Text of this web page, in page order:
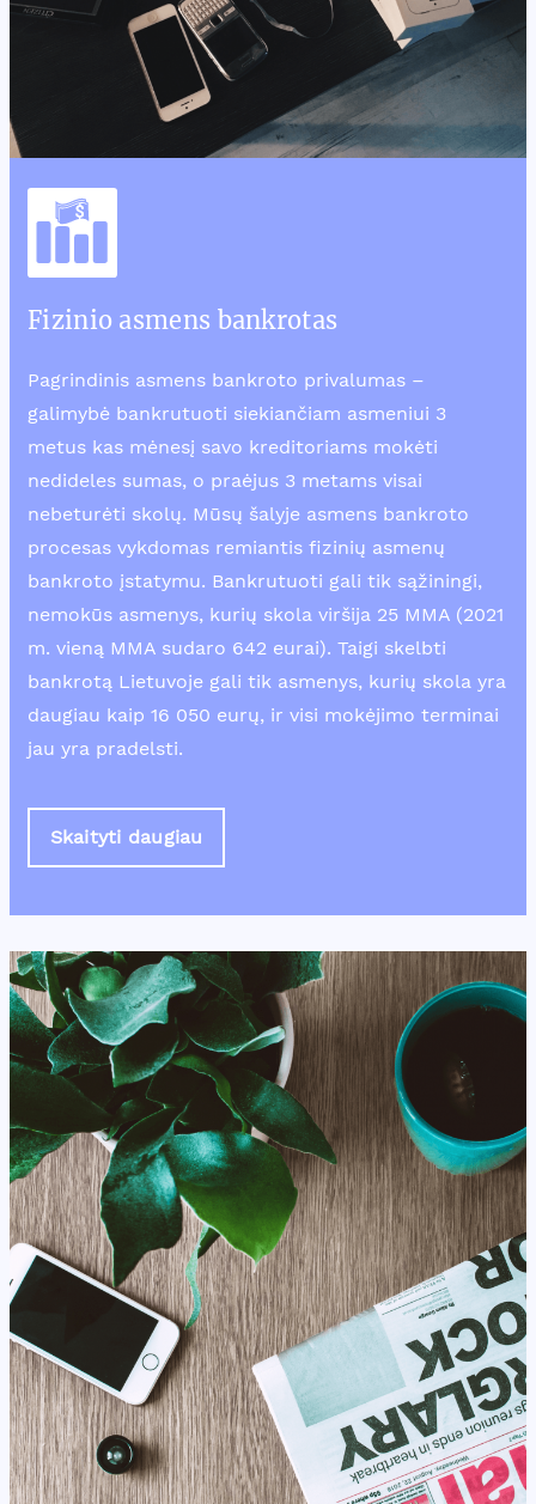
Fizinio asmens bankrotas
Pagrindinis asmens bankroto privalumas –
galimybė bankrutuoti siekiančiam asmeniui 3
metus kas mėnesį savo kreditoriams mokėti
nedideles sumas, o praėjus 3 metams visai
nebeturėti skolų. Mūsų šalyje asmens bankroto
procesas vykdomas remiantis fizinių asmenų
bankroto įstatymu. Bankrutuoti gali tik sąžiningi,
nemokūs asmenys, kurių skola viršija 25 MMA (2021
m. vieną MMA sudaro 642 eurai). Taigi skelbti
bankrotą Lietuvoje gali tik asmenys, kurių skola yra
daugiau kaip 16 050 eurų, ir visi mokėjimo terminai
jau yra pradelsti.
Skaityti daugiau